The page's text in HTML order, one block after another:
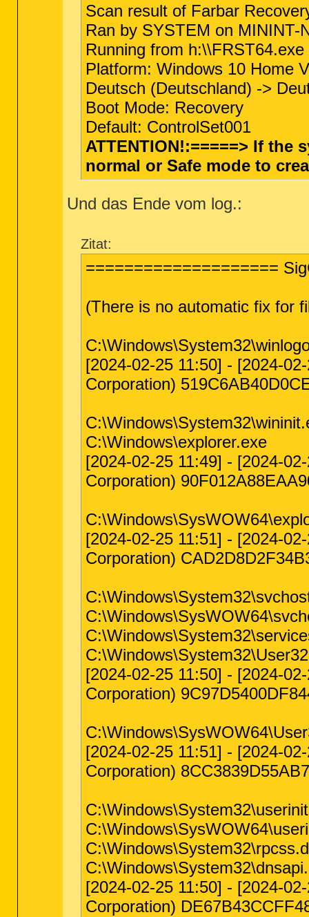
Scan result of Farbar
Ran by SYSTEM on MININT-
Running from h:\\FRST64.exe
Platform: Windows 10 Home
Deutsch (Deutschland) ->
Boot Mode: Recovery
Default: ControlSet001
ATTENTION!:=====> If the
normal or Safe mode to
Und das Ende vom log.:
Zitat:
====================
(There is no automatic fix for
[2024-02-25 11:50] - [2024-
Corporation)
C:\Windows\explorer.exe
[2024-02-25 11:49] - [2024-
Corporation)
[2024-02-25 11:51] - [2024-
Corporation)
[2024-02-25 11:50] - [2024-
Corporation)
[2024-02-25 11:51] - [2024-
Corporation)
[2024-02-25 11:50] - [2024-
Corporation)